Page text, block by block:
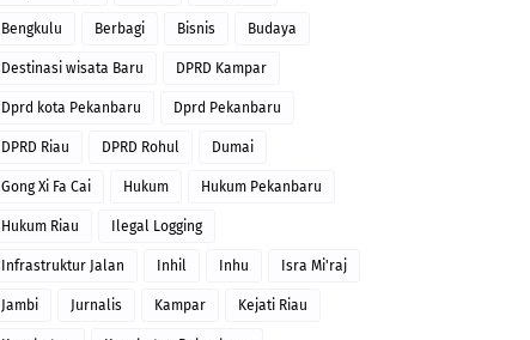
Bengkulu Berbagi Bisnis Budaya
Destinasi wisata Baru DPRD Kampar
Dprd kota Pekanbaru Dprd Pekanbaru
DPRD Riau DPRD Rohul Dumai
Gong Xi Fa Cai Hukum Hukum Pekanbaru
Hukum Riau Ilegal Logging
Infrastruktur Jalan Inhil Inhu Isra Mi'raj
Jambi Jurnalis Kampar Kejati Riau